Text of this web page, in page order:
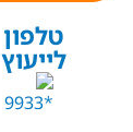
טלפון
לייעוץ